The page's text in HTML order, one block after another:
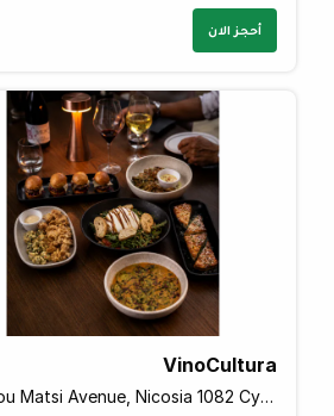
أحجز الان
VinoCultura
Kyriakou Matsi Avenue, Nicosia 1082 Cyprus